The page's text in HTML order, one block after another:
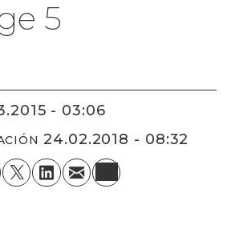
5
- 03:06
24.02.2018 - 08:32